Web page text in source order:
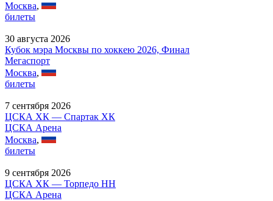
Москва,
билеты
30 августа 2026
Кубок мэра Москвы по хоккею 2026, Финал
Мегаспорт
Москва,
билеты
7 сентября 2026
ЦСКА ХК — Спартак ХК
ЦСКА Арена
Москва,
билеты
9 сентября 2026
ЦСКА ХК — Торпедо НН
ЦСКА Арена